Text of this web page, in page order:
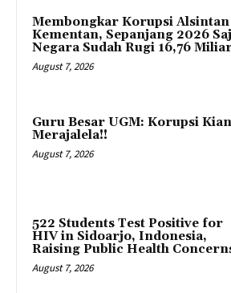
Membongkar Korupsi Alsintan
Kementan, Sepanjang 2026
Negara Sudah Rugi 16,76
August 7, 2026
Guru Besar UGM: Korupsi Kian
Merajalela!!
August 7, 2026
522 Students Test Positive for
HIV in Sidoarjo, Indonesia,
Raising Public Health
August 7, 2026